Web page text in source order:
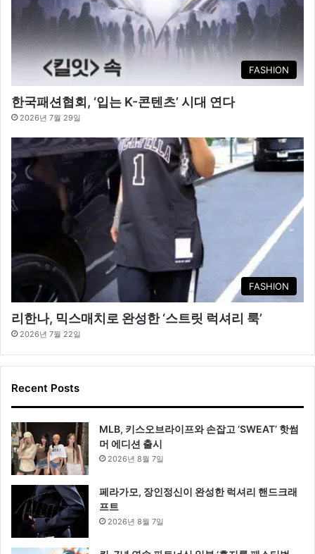
FASHION
한국패션협회, ‘입는 K-콘텐츠’ 시대 연다
2026년 7월 29일
FASHION
리한나, 믹스매치로 완성한 ‘스트릿 럭셔리 룩’
2026년 7월 22일
Recent Posts
MLB, 키스오브라이프와 손잡고 ‘SWEAT’ 핫썸
머 에디션 출시
2026년 8월 7일
페라가모, 장인정신이 완성한 럭셔리 핸드크래
프트
2026년 8월 7일